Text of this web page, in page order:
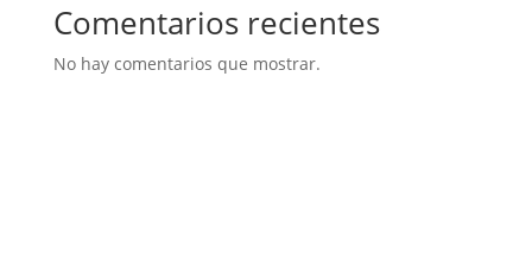
Comentarios recientes
No hay comentarios que mostrar.